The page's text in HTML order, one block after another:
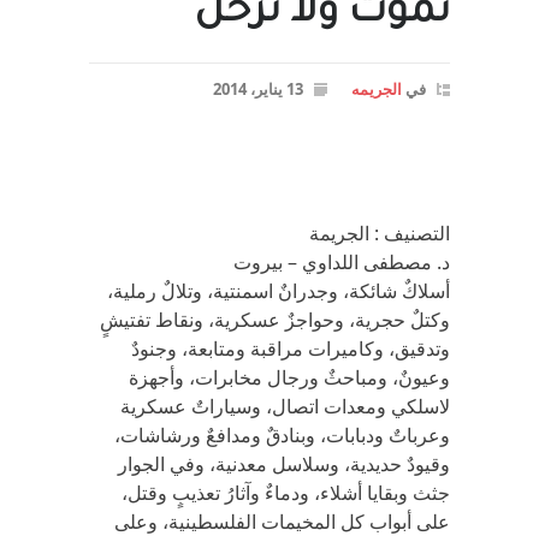
نموت ولا نرحل
في الجريمه 13 يناير، 2014
التصنيف : الجريمة
د. مصطفى اللداوي – بيروت
أسلاكٌ شائكة، وجدرانٌ اسمنتية، وتلالٌ رملية،
وكتلٌ حجرية، وحواجزٌ عسكرية، ونقاط تفتيشٍ
وتدقيق، وكاميرات مراقبة ومتابعة، وجنودٌ
وعيونٌ، ومباحثٌ ورجال مخابرات، وأجهزة
لاسلكي ومعدات اتصال، وسياراتٌ عسكرية
وعرباتٌ ودبابات، وبنادقٌ ومدافعٌ ورشاشات،
وقيودٌ حديدية، وسلاسل معدنية، وفي الجوار
جثث وبقايا أشلاء، ودماءٌ وآثارُ تعذيبٍ وقتل،
على أبواب كل المخيمات الفلسطينية، وعلى